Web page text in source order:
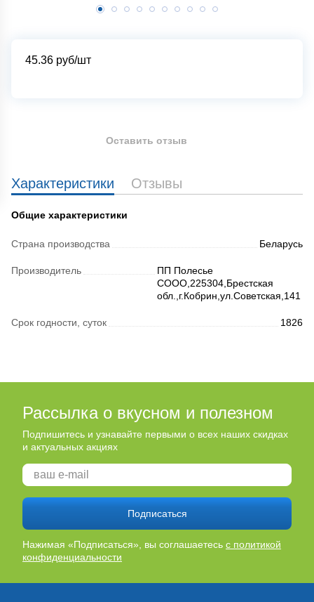
45.36 руб/шт
Характеристики Отзывы
Общие характеристики
Страна производства Беларусь
Производитель
ПП Полесье
СООО,225304,Брестская
обл.,г.Кобрин,ул.Советская,141
Срок годности, суток 1826
Оставить отзыв
Рассылка о вкусном и полезном
Подпишитесь и узнавайте первыми о всех наших скидках
и актуальных акциях
Подписаться
Нажимая «Подписаться», вы соглашаетесь с политикой
конфиденциальности